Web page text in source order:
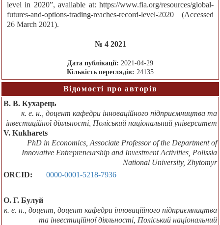
level in 2020”, available at: https://www.fia.org/resources/global-
futures-and-options-trading-reaches-record-level-2020 (Accessed
26 March 2021).
№ 4 2021
Дата публікації: 2021-04-29
Кількість переглядів: 24135
Відомості про авторів
В. В. Кухарець
к. е. н., доцент кафедри інноваційного підприємництва та
інвестиційної діяльності, Поліський національний університет
V. Kukharets
PhD in Economics, Associate Professor of the Department of
Innovative Entrepreneurship and Investment Activities, Polissia
National University, Zhytomyr
ORCID:
0000-0001-5218-7936
О. Г. Булуй
к. е. н., доцент, доцент кафедри інноваційного підприємництва
та інвестиційної діяльності, Поліський національний